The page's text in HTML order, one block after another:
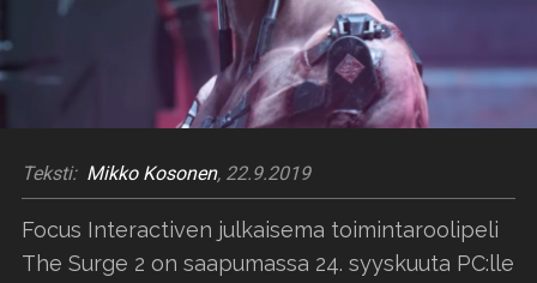
Teksti: Mikko Kosonen, 22.9.2019
Focus Interactiven julkaisema toimintaroolipeli
The Surge 2 on saapumassa 24. syyskuuta PC:lle